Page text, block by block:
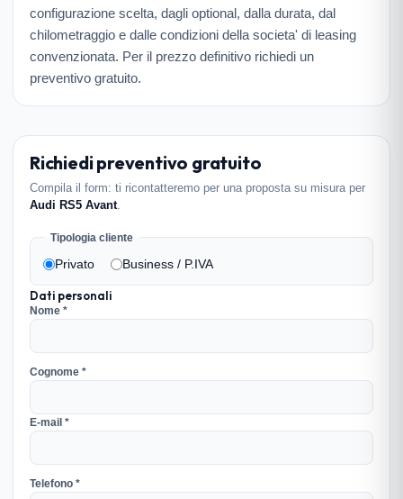
configurazione scelta, dagli optional, dalla durata, dal
chilometraggio e dalle condizioni della societa' di leasing
convenzionata. Per il prezzo definitivo richiedi un
preventivo gratuito.
Richiedi preventivo gratuito
Compila il form: ti ricontatteremo per una proposta su misura per
Audi RS5 Avant
Tipologia cliente
Privato Business / P.IVA
Dati personali
Nome *
Cognome *
E-mail *
Telefono *